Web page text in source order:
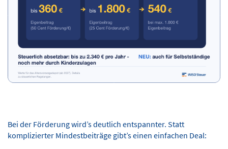
Bei der Förderung wird’s deutlich entspannter. Statt
komplizierter Mindestbeiträge gibt’s einen einfachen Deal: